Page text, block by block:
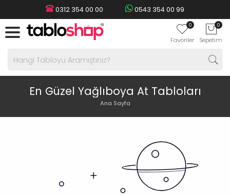
0312 354 00 00 0543 354 00 99
0
Favoriler
0
Sepetim
En Güzel Yağlıboya At Tabloları
Ana Sayfa